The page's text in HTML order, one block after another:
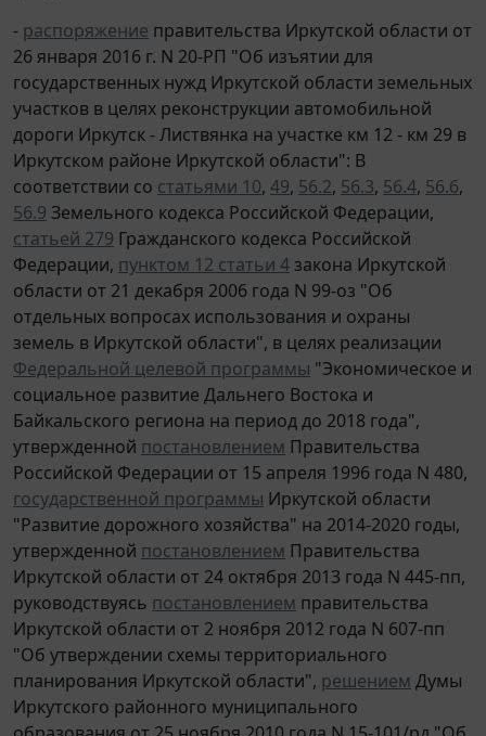
- распоряжение правительства Иркутской области от
26 января 2016 г. N 20-РП "Об изъятии для
государственных нужд Иркутской области земельных
участков в целях реконструкции автомобильной
дороги Иркутск - Листвянка на участке км 12 - км 29 в
Иркутском районе Иркутской области": В
соответствии со статьями 10, 49, 56.2, 56.3, 56.4, 56.6,
56.9 Земельного кодекса Российской Федерации,
статьей 279 Гражданского кодекса Российской
Федерации, пунктом 12 статьи 4 закона Иркутской
области от 21 декабря 2006 года N 99-оз "Об
отдельных вопросах использования и охраны
земель в Иркутской области", в целях реализации
Федеральной целевой программы "Экономическое и
социальное развитие Дальнего Востока и
Байкальского региона на период до 2018 года",
утвержденной постановлением Правительства
Российской Федерации от 15 апреля 1996 года N 480,
государственной программы Иркутской области
"Развитие дорожного хозяйства" на 2014-2020 годы,
утвержденной постановлением Правительства
Иркутской области от 24 октября 2013 года N 445-пп,
руководствуясь постановлением правительства
Иркутской области от 2 ноября 2012 года N 607-пп
"Об утверждении схемы территориального
планирования Иркутской области", решением Думы
Иркутского районного муниципального